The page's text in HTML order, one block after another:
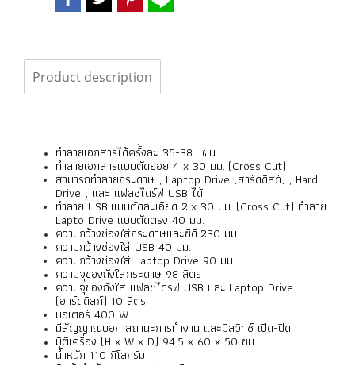
Product description
ทำลายเอกสารได้ครั้งละ 35-38 แผ่น
ทำลายเอกสารแบบตัดย่อย 4 x 30 มม. (Cross Cut)
สามารถทำลายกระดาษ , Laptop Drive (ฮาร์ดดิสก์) , Hard
Drive , และ แฟลชไดร์ฟ USB ได้
ทำลาย USB แบบตัดละเอียด 2 x 30 มม. (Cross Cut) ทำลาย
Lapto Drive แบบตัดตรง 40 มม.
ความกว้างช่องใส่กระดาษและซีดี 230 มม.
ความกว้างช่องใส่ USB 40 มม.
ความกว้างช่องใส่ Laptop Drive 90 มม.
ความจุของถังใส่กระดาษ 98 ลิตร
ความจุของถังใส่ แฟลชไดร์ฟ USB และ Laptop Drive
(ฮาร์ดดิสก์) 10 ลิตร
มอเตอร์ 400 W.
มีสัญญาณบอก สถานะการทำงาน และมีสวิทช์ เปิด-ปิด
มิติเครื่อง (H x W x D) 94.5 x 60 x 50 ซม.
น้ำหนัก 110 กิโลกรัม